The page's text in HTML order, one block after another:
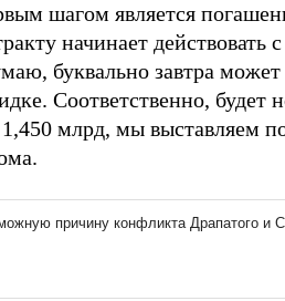
шагом является
начинает действовать
буквально завтра
Соответственно, будет
1,450 млрд, мы выставляем